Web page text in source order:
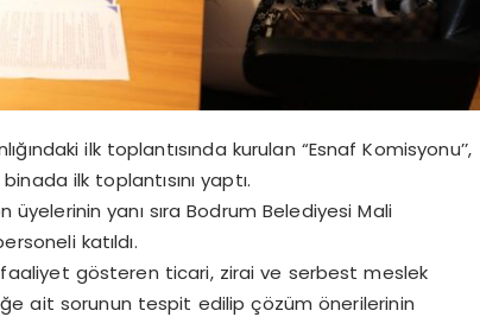
ilk toplantısında kurulan “Esnaf Komisyonu’’,
ilk toplantısını yaptı.
üyelerinin yanı sıra Bodrum Belediyesi Mali
katıldı.
faaliyet gösteren ticari, zirai ve serbest meslek
ait sorunun tespit edilip çözüm önerilerinin